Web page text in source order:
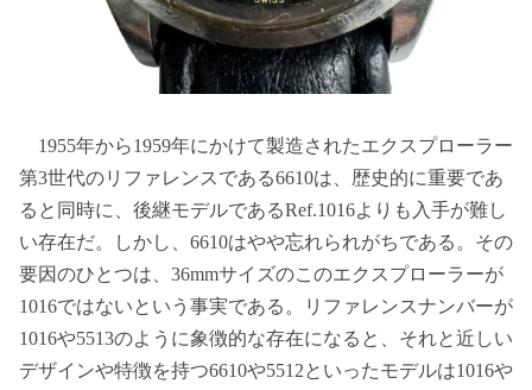
1955年から1959年にかけて製造されたエクスプローラー
第3世代のリファレンスである6610は、歴史的に重要であ
ると同時に、後継モデルであるRef.1016よりも入手が難し
い存在だ。しかし、6610はやや忘れられがちである。その
要因のひとつは、36mmサイズのこのエクスプローラーが
1016ではないという事実である。リファレンスナンバーが
1016や5513のように象徴的な存在になると、それと近しい
デザインや特徴を持つ6610や5512といったモデルは1016や